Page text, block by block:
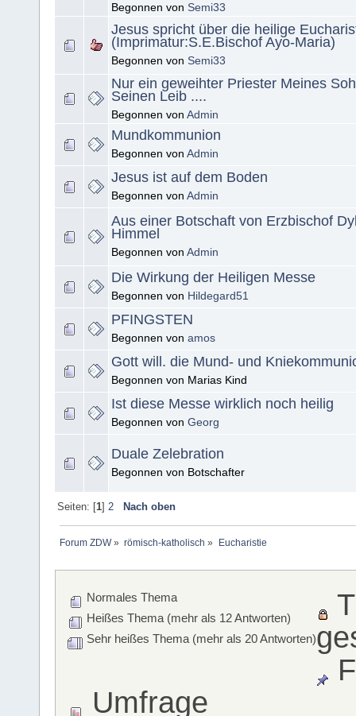
Begonnen von Semi33
Jesus spricht über die heilige
(Imprimatur:S.E.Bischof Ayo-Maria)
Begonnen von Semi33
Nur ein geweihter Priester Meines
Seinen Leib ....
Begonnen von Admin
Mundkommunion
Begonnen von Admin
Jesus ist auf dem Boden
Begonnen von Admin
Aus einer Botschaft von Erzbischof
Himmel
Begonnen von Admin
Die Wirkung der Heiligen Messe
Begonnen von Hildegard51
PFINGSTEN
Begonnen von amos
Gott will. die Mund- und
Begonnen von Marias Kind
Ist diese Messe wirklich noch heilig
Begonnen von Georg
Duale Zelebration
Begonnen von Botschafter
Seiten: [1] 2 Nach oben
Forum ZDW» römisch-katholisch » Eucharistie
Normales Thema
Heißes Thema (mehr als 12 Antworten)
Sehr heißes Thema (mehr als 20 Antworten)
Umfrage